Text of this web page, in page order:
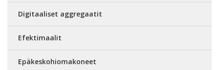
Digitaaliset aggregaatit
Efektimaalit
Epäkeskohiomakoneet